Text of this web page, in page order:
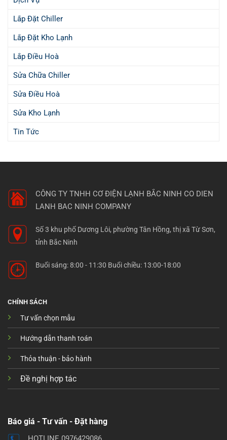
Lắp Đặt Chiller
Lắp Đặt Kho Lạnh
Lắp Điều Hoà
Sửa Chữa Chiller
Sửa Điều Hoà
Sửa Kho Lạnh
Tin Tức
CÔNG TY TNHH CƠ ĐIỆN LẠNH BẮC NINH CO DIEN
LANH BAC NINH COMPANY
Số 3 khu phố Dương Lôi, phường Tân Hồng, thị xã Từ Sơn,
tỉnh Bắc Ninh
Buổi sáng: 8:00 - 11:30 Buổi chiều: 13:00-18:00
CHÍNH SÁCH
Tư vấn chọn mẫu
Hướng dẫn thanh toán
Thỏa thuận - bảo hành
Đề nghị hợp tác
Báo giá - Tư vấn - Đặt hàng